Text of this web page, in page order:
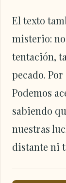
El texto
misterio:
tentación,
pecado.
Podemos
sabiendo
nuestras
distante ni